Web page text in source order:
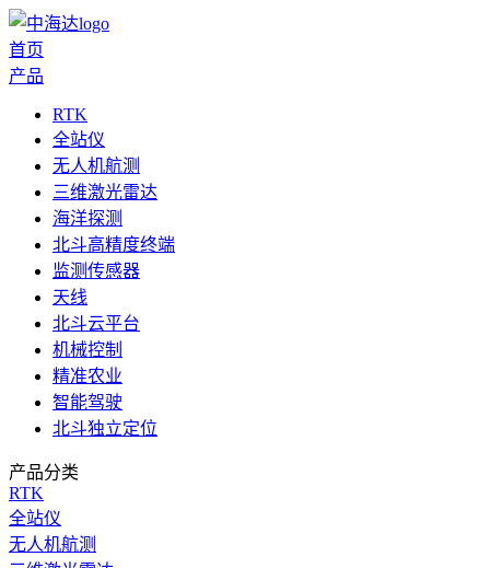
首页
产品
RTK
全站仪
无人机航测
三维激光雷达
海洋探测
北斗高精度终端
监测传感器
天线
北斗云平台
机械控制
精准农业
智能驾驶
北斗独立定位
产品分类
RTK
全站仪
无人机航测